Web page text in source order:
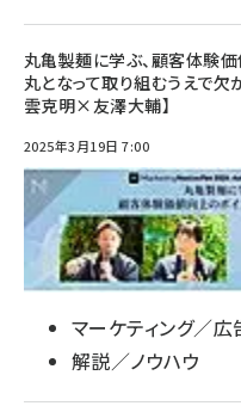
丸亀製麺に学ぶ、顧客体験
丸となって取り組むうえで欠
雲克明×友澤大輔】
2025年3月19日 7:00
マーケティング／広
解説／ノウハウ